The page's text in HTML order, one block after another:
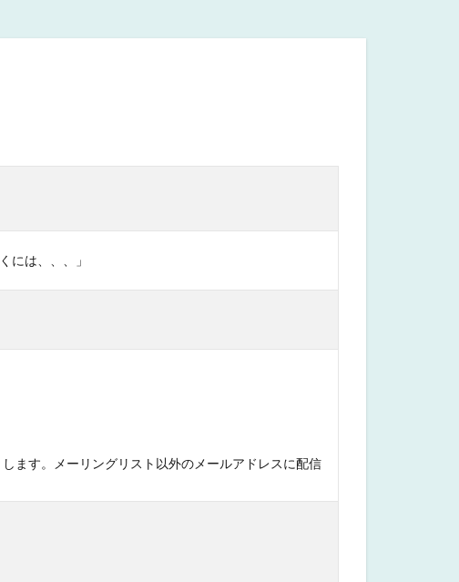
には、、、」
ます。メーリングリスト以外のメールアドレスに配信